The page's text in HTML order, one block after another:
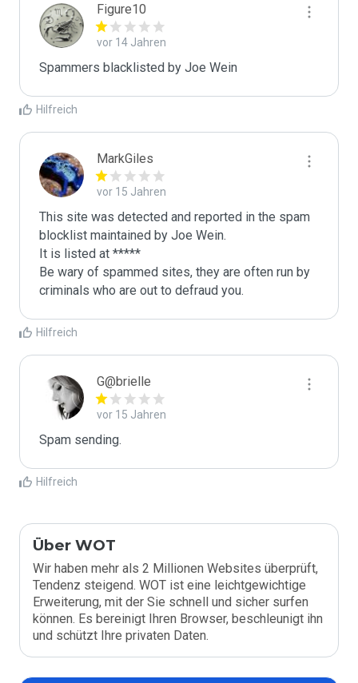
Figure10
vor 14 Jahren
Spammers blacklisted by Joe Wein
Hilfreich
MarkGiles
vor 15 Jahren
This site was detected and reported in the spam
blocklist maintained by Joe Wein.
It is listed at *****
Be wary of spammed sites, they are often run by
criminals who are out to defraud you.
Hilfreich
G@brielle
vor 15 Jahren
Spam sending.
Hilfreich
Über WOT
Wir haben mehr als 2 Millionen Websites überprüft,
Tendenz steigend. WOT ist eine leichtgewichtige
Erweiterung, mit der Sie schnell und sicher surfen
können. Es bereinigt Ihren Browser, beschleunigt ihn
und schützt Ihre privaten Daten.